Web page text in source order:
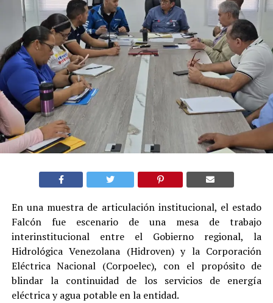
En una muestra de articulación institucional, el estado
Falcón fue escenario de una mesa de trabajo
interinstitucional entre el Gobierno regional, la
Hidrológica Venezolana (Hidroven) y la Corporación
Eléctrica Nacional (Corpoelec), con el propósito de
blindar la continuidad de los servicios de energía
eléctrica y agua potable en la entidad.